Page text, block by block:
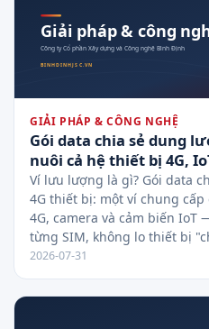
GIẢI PHÁP & CÔNG NGHỆ
Gói data chia sẻ dung
nuôi cả hệ thiết bị 4G,
Ví lưu lượng là gì? Gói data
4G thiết bị: một ví chung
4G, camera và cảm biến IoT
từng SIM, không lo thiết bị
2026-07-31